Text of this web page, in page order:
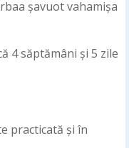
șavuot vahamișa
4 săptămâni și 5 zile
practicată și în